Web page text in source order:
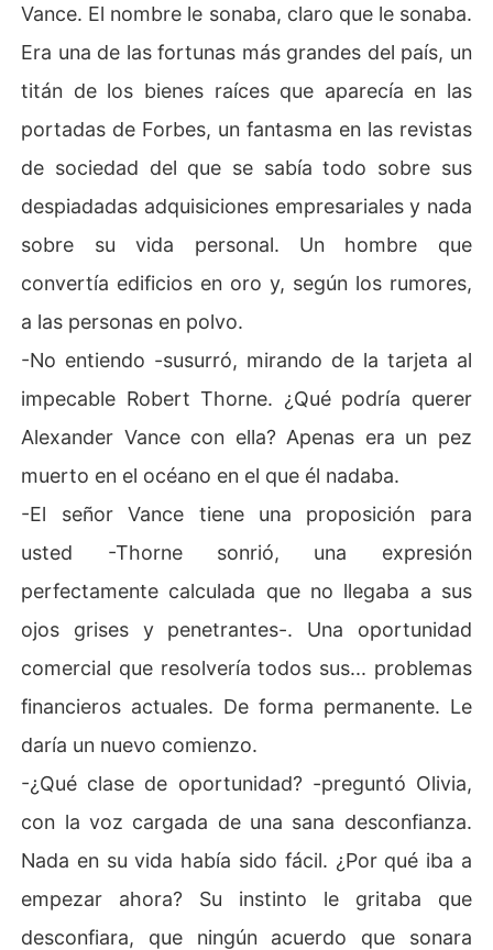
Vance. El nombre le sonaba, claro que le sonaba.
Era una de las fortunas más grandes del país, un
titán de los bienes raíces que aparecía en las
portadas de Forbes, un fantasma en las revistas
de sociedad del que se sabía todo sobre sus
despiadadas adquisiciones empresariales y nada
sobre su vida personal. Un hombre que
convertía edificios en oro y, según los rumores,
a las personas en polvo.
-No entiendo -susurró, mirando de la tarjeta al
impecable Robert Thorne. ¿Qué podría querer
Alexander Vance con ella? Apenas era un pez
muerto en el océano en el que él nadaba.
-El señor Vance tiene una proposición para
usted -Thorne sonrió, una expresión
perfectamente calculada que no llegaba a sus
ojos grises y penetrantes-. Una oportunidad
comercial que resolvería todos sus... problemas
financieros actuales. De forma permanente. Le
daría un nuevo comienzo.
-¿Qué clase de oportunidad? -preguntó Olivia,
con la voz cargada de una sana desconfianza.
Nada en su vida había sido fácil. ¿Por qué iba a
empezar ahora? Su instinto le gritaba que
desconfiara, que ningún acuerdo que sonara